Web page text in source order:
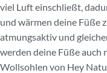
viel Luft einschließt,
und wärmen deine Füße
atmungsaktiv und
werden deine Füße auch
Wollsohlen von Hey